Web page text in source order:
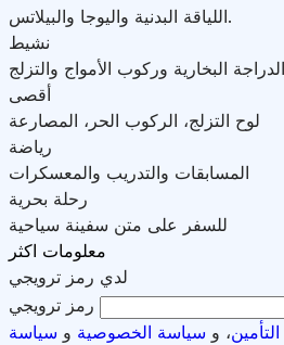
اللياقة البدنية واليوجا والبيلاتس.
نشيط
الدراجة البخارية وركوب الأمواج والتزلج
أقصى
لوح التزلج، الركوب الحر، المصارعة
رياضة
المسابقات والتدريب والمعسكرات
رحلة بحرية
للسفر على متن سفينة سياحية
معلومات اكثر
لدي رمز ترويجي
رمز ترويجي
، و سياسة الخصوصية و سياسة